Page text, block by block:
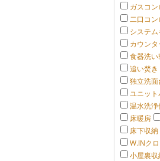
ガスコン
二口コン
システ
カウン
食器洗
追い焚き
独立洗面
ユニット
温水洗浄
床暖房
床下収納
W.INク
小屋裏収